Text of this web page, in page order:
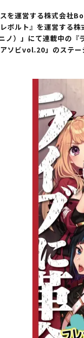
を運営する株式会社
ボルト』を運営する
）」にて連載中の『
ソビvol.20」のステー